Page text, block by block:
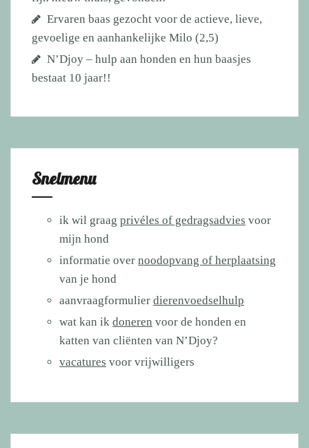
Ervaren baas gezocht voor de actieve, lieve,
gevoelige en aanhankelijke Milo (2,5)
N’Djoy – hulp aan honden en hun baasjes
bestaat 10 jaar!!
Snelmenu
ik wil graag privéles of gedragsadvies voor
mijn hond
informatie over noodopvang of herplaatsing
van je hond
aanvraagformulier dierenvoedselhulp
wat kan ik doneren voor de honden en
katten van cliënten van N’Djoy?
vacatures voor vrijwilligers